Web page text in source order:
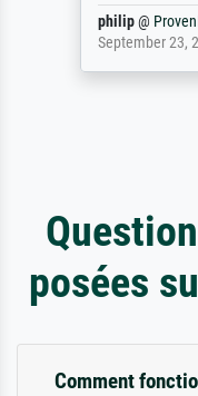
philip@
September 23,
posées
Comment